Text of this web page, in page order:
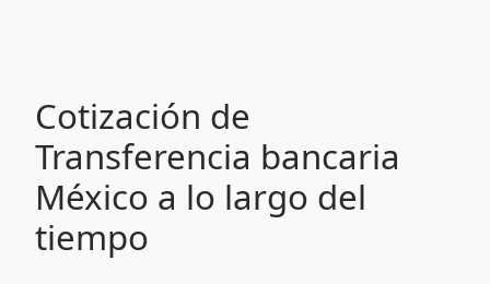
Cotización de
Transferencia bancaria
México a lo largo del
tiempo